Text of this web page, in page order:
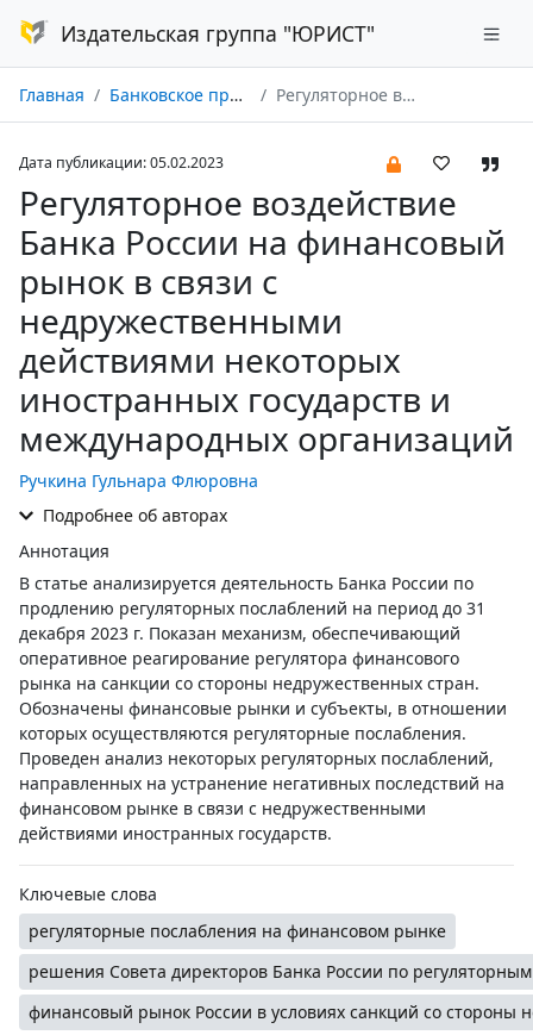
Издательская группа "ЮРИСТ"
Главная Банковское право № 01/2023 Регуляторное воздействие Банка России на финансовый рынок в связи с недружественными действиями некоторых иностранных государств и международных организаций
Дата публикации: 05.02.2023
Регуляторное воздействие
Банка России на финансовый
рынок в связи с
недружественными
действиями некоторых
иностранных государств и
международных организаций
Ручкина Гульнара Флюровна
Подробнее об авторах
Аннотация
В статье анализируется деятельность Банка России по
продлению регуляторных послаблений на период до 31
декабря 2023 г. Показан механизм, обеспечивающий
оперативное реагирование регулятора финансового
рынка на санкции со стороны недружественных стран.
Обозначены финансовые рынки и субъекты, в отношении
которых осуществляются регуляторные послабления.
Проведен анализ некоторых регуляторных послаблений,
направленных на устранение негативных последствий на
финансовом рынке в связи с недружественными
действиями иностранных государств.
Ключевые слова
регуляторные послабления на финансовом рынке
решения Совета директоров Банка России по
финансовый рынок России в условиях санкций со стороны